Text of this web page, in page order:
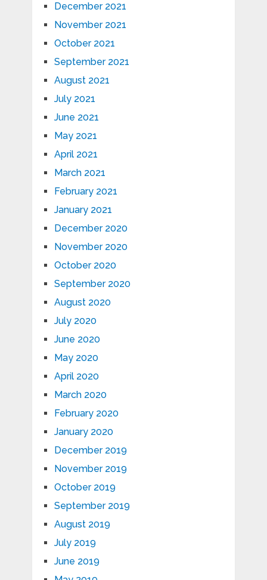
December 2021
November 2021
October 2021
September 2021
August 2021
July 2021
June 2021
May 2021
April 2021
March 2021
February 2021
January 2021
December 2020
November 2020
October 2020
September 2020
August 2020
July 2020
June 2020
May 2020
April 2020
March 2020
February 2020
January 2020
December 2019
November 2019
October 2019
September 2019
August 2019
July 2019
June 2019